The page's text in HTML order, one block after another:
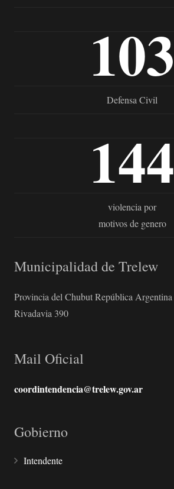
103
Defensa Civil
144
violencia por
motivos de genero
Municipalidad de Trelew
Provincia del Chubut República Argentina
Rivadavia 390
Mail Oficial
coordintendencia@trelew.gov.ar
Gobierno
Intendente